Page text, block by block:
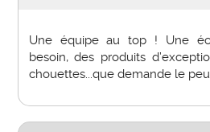
Une équipe au top ! Une
besoin, des produits
chouettes...que demande le